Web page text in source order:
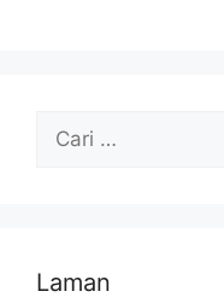
untuk:
Laman